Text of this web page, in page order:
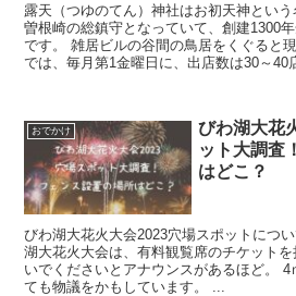
露天（つゆのてん）神社はお初天神とい
曽根崎の総鎮守となっていて、創建1300
です。 雑居ビルの谷間の鳥居をくぐると
では、毎月第1金曜日に、出店数は30～40
おでかけ
びわ湖大花
ット大調査
はどこ？
びわ湖大花火大会2023穴場スポットにつ
湖大花火大会は、有料観覧席のチケット
いでくださいとアナウンスがあるほど。
ても物議をかもしています。 ...